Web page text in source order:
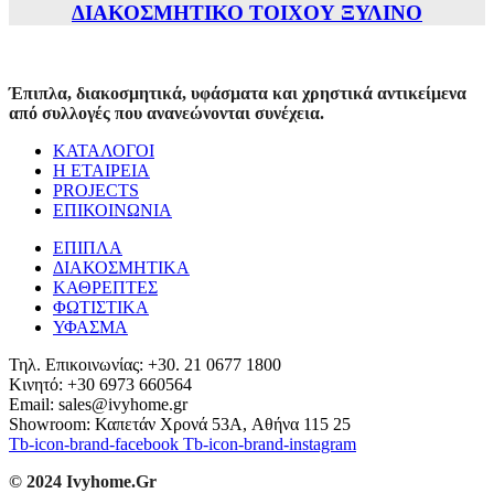
ΔΙΑΚΟΣΜΗΤΙΚΟ ΤΟΙΧΟΥ ΞΥΛΙΝΟ
Έπιπλα, διακοσμητικά, υφάσματα και χρηστικά αντικείμενα
από συλλογές που ανανεώνονται συνέχεια.
ΚΑΤΑΛΟΓΟΙ
Η ΕΤΑΙΡΕΙΑ
PROJECTS
ΕΠΙΚΟΙΝΩΝΙΑ
ΕΠΙΠΛΑ
ΔΙΑΚΟΣΜΗΤΙΚΑ
ΚΑΘΡΕΠΤΕΣ
ΦΩΤΙΣΤΙΚΑ
ΥΦΑΣΜΑ
Τηλ. Επικοινωνίας: +30. 21 0677 1800
Κινητό: +30 6973 660564
Email: sales@ivyhome.gr
Showroom: Καπετάν Χρονά 53A, Αθήνα 115 25
Tb-icon-brand-facebook Tb-icon-brand-instagram
© 2024 Ivyhome.Gr